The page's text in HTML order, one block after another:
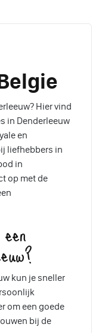
Hier vind
in Denderleeuw
en
liefhebbers in
in
op met de
kun je sneller
om een goede
bij de